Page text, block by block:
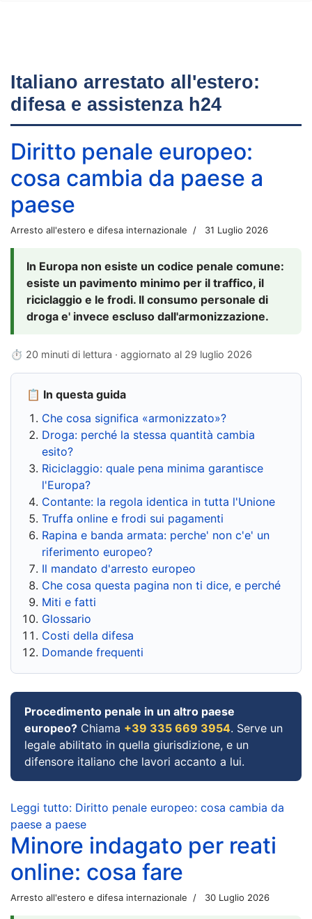
Italiano arrestato all'estero:
difesa e assistenza h24
Diritto penale europeo:
cosa cambia da paese a
paese
Arresto all'estero e difesa internazionale 31 Luglio 2026
In Europa non esiste un codice penale comune:
esiste un pavimento minimo per il traffico, il
riciclaggio e le frodi. Il consumo personale di
droga e' invece escluso dall'armonizzazione.
⏱ 20 minuti di lettura · aggiornato al 29 luglio 2026
📋 In questa guida
Che cosa significa «armonizzato»?
Droga: perché la stessa quantità cambia
esito?
Riciclaggio: quale pena minima garantisce
l'Europa?
Contante: la regola identica in tutta l'Unione
Truffa online e frodi sui pagamenti
Rapina e banda armata: perche' non c'e' un
riferimento europeo?
Il mandato d'arresto europeo
Che cosa questa pagina non ti dice, e perché
Miti e fatti
Glossario
Costi della difesa
Domande frequenti
Procedimento penale in un altro paese
europeo? Chiama +39 335 669 3954. Serve un
legale abilitato in quella giurisdizione, e un
difensore italiano che lavori accanto a lui.
Leggi tutto: Diritto penale europeo: cosa cambia da
paese a paese
Minore indagato per reati
online: cosa fare
Arresto all'estero e difesa internazionale 30 Luglio 2026